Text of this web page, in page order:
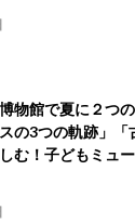
物館で夏に２つ
の3つの軌跡」「
む！子どもミュ